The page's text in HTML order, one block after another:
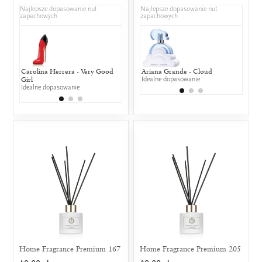
Najlepsze dopasowanie nut
zapachowych
Carolina Herrera - Very Good
Girl
Idealne dopasowanie
Lancôme - Hypnose
50% wspólnych nut zapachowych
Najlepsze dopasowanie nut
zapachowych
Ariana Grande - Cloud
Idealne dopasowanie
Home Fragrance Premium 167 Home Fragrance Premium 205